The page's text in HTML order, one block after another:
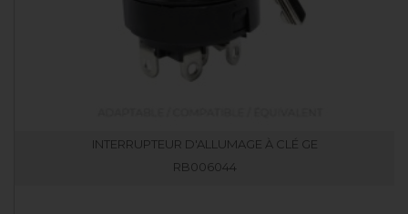
INTERRUPTEUR D'ALLUMAGE À CLÉ GE
RB006044